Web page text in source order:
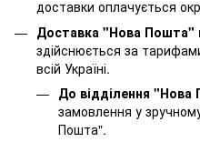
доставки оплачується
Доставка "Нова Пошта"
здійснюється за
всій Україні.
До відділення
замовлення у
Пошта".